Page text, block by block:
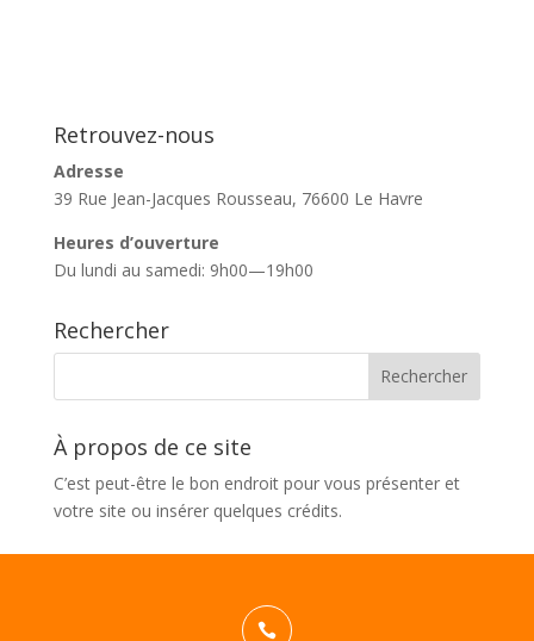
Retrouvez-nous
Adresse
39 Rue Jean-Jacques Rousseau, 76600 Le Havre
Heures d’ouverture
Du lundi au samedi: 9h00—19h00
Rechercher
À propos de ce site
C’est peut-être le bon endroit pour vous présenter et
votre site ou insérer quelques crédits.
